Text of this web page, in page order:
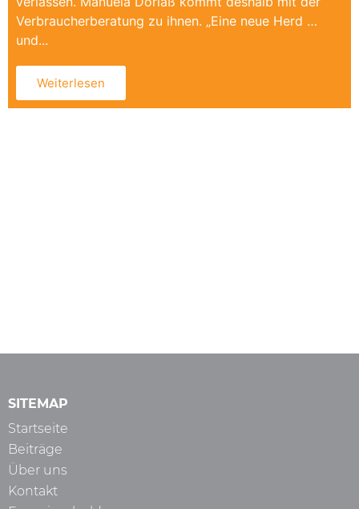
Verbraucherberatung zu ihnen. „Eine neue Herd …
und...
Weiterlesen
SITEMAP
Startseite
Beiträge
Über uns
Kontakt